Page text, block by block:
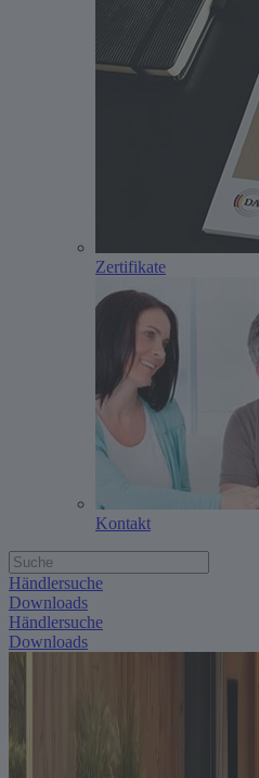
Zertifikate
Kontakt
Händlersuche
Downloads
Händlersuche
Downloads